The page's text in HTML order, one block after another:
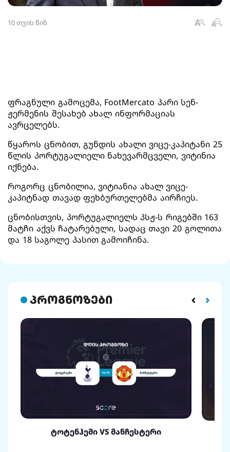
10 თვის წინ
ფრაგნული გამოცემა, FootMercato პარი სენ-
ჟერმენის შესახებ ახალ ინფორმაციას
ავრცელებს.
წყაროს ცნობით, გუნდის ახალი ვიცე-კაპიტანი 25
წლის პორტუგალიელი ნახევარმცველი, ვიტინია
იქნება.
როგორც ცნობილია, ვიტიანია ახალ ვიცე-
კაპიტნად თავად ფეხბურთელებმა აირჩიეს.
ცნობისთვის, პორტუგალიელს პსჟ-ს რიგებში 163
მატჩი აქვს ჩატარებული, სადაც თავი 20 გოლითა
და 18 საგოლე პასით გამოიჩინა.
პროგნოზები
ტოტენჰემი VS მანჩესტერი